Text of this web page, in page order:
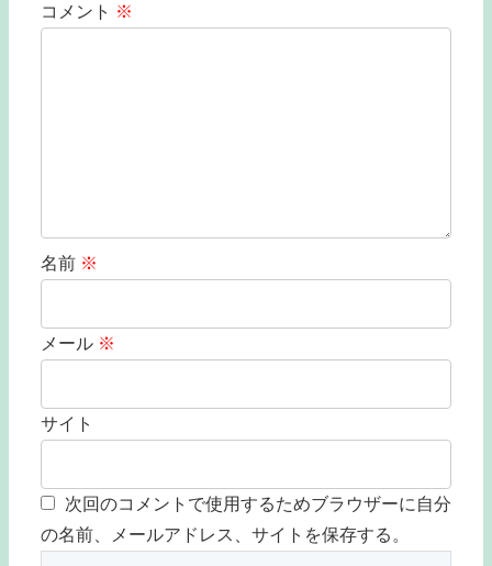
コメント ※
名前 ※
メール ※
サイト
次回のコメントで使用するためブラウザーに自分
の名前、メールアドレス、サイトを保存する。